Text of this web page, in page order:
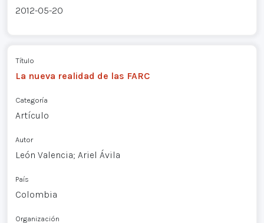
2012-05-20
Título
La nueva realidad de las FARC
Categoría
Artículo
Autor
León Valencia; Ariel Ávila
País
Colombia
Organización